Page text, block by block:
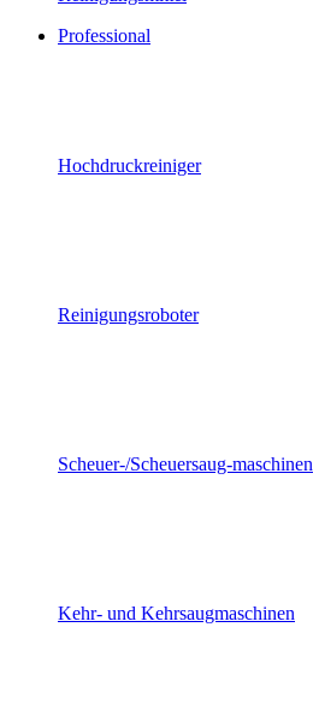
Professional
Hochdruckreiniger
Reinigungsroboter
Scheuer-/Scheuersaug-maschinen
Kehr- und Kehrsaugmaschinen